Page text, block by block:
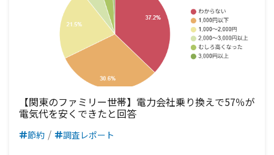
【関東のファミリー世帯】電力会社乗り換えで57％が
電気代を安くできたと回答
節約 調査レポート